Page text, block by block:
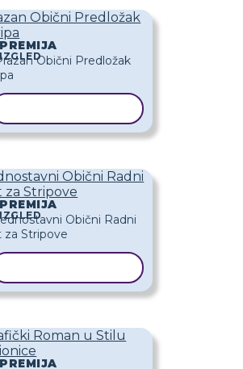
Obični Predložak
PREMIJA
IZGLED
Obični Radni
za Stripove
PREMIJA
IZGLED
Roman u Stilu
PREMIJA